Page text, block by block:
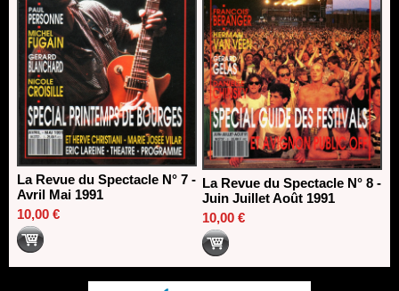
La Revue du Spectacle N° 7 -
Avril Mai 1991
10,00 €
La Revue du Spectacle N° 8 -
Juin Juillet Août 1991
10,00 €